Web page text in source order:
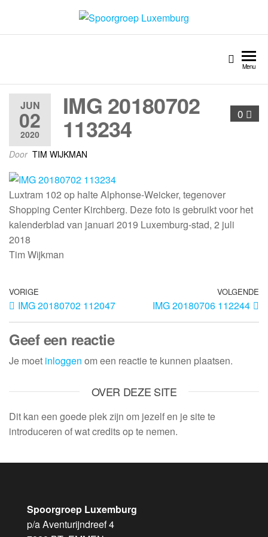
Spoorgroep Luxemburg
Menu
JUN
02
2020
0
IMG 20180702
113234
Door TIM WIJKMAN
Luxtram 102 op halte Alphonse-Weicker, tegenover
Shopping Center Kirchberg. Deze foto is gebruikt voor het
kalenderblad van januari 2019 Luxemburg-stad, 2 juli
2018
Tim Wijkman
VORIGE
IMG 20180702 112047
VOLGENDE
IMG 20180706 112244
Geef een reactie
Je moet inloggen om een reactie te kunnen plaatsen.
OVER DEZE SITE
Dit kan een goede plek zijn om jezelf en je site te
introduceren of wat credits op te nemen.
Spoorgroep Luxemburg
p/a Aventurijndreef 4